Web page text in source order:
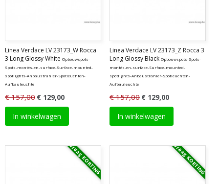
Linea Verdace LV 23173_W Rocca
3 Long Glossy White Opbouwspots-
Spots-montés-en-surface-Surface-mounted-
spotlights-Anbaustrahler-Spotleuchten-
Aufbauleuchte
€ 157,00 € 129,00
In winkelwagen
Linea Verdace LV 23173_Z Rocca 3
Long Glossy Black Opbouwspots-Spots-
montés-en-surface-Surface-mounted-
spotlights-Anbaustrahler-Spotleuchten-
Aufbauleuchte
€ 157,00 € 129,00
In winkelwagen
Vraag KORTING Vraag KORTING